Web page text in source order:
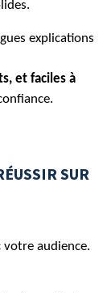
explications
et faciles à
SUR
votre audience.